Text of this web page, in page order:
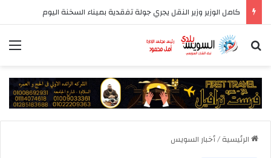
بحث عن
الرئيسية/أخبار السويس